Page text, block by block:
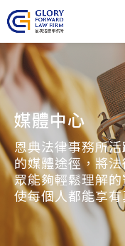
媒體中心
恩典法律事務所
的媒體途徑，將
眾能夠輕鬆理解
使每個人都能享